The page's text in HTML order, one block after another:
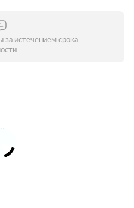
за истечением срока